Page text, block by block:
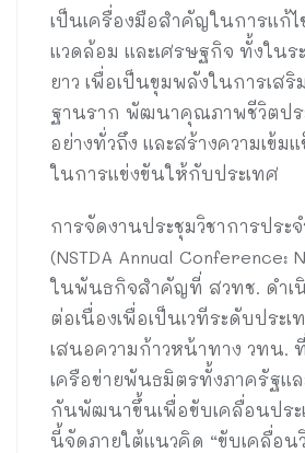
เป็นเครื่องมือสำคัญในการแก้
แวดล้อม และเศรษฐกิจ ทั้งในร
ยาว เพื่อเป็นขุมพลังในการเสริ
ฐานราก พัฒนาคุณภาพชีวิตปร
อย่างทั่วถึง และสร้างความเข้ม
ในการแข่งขันให้กับประเทศ
การจัดงานประชุมวิชาการประ
(NSTDA Annual Conference:
ในพันธกิจสำคัญที่ สวทช. ดำเ
ต่อเนื่องเพื่อเป็นเวทีระดับประ
เสนอความก้าวหน้าทาง วทน.
เครือข่ายพันธมิตรทั้งภาครัฐแล
กันพัฒนาขึ้นเพื่อขับเคลื่อนประ
นี้จัดภายใต้แนวคิด “ขับเคลื่อน